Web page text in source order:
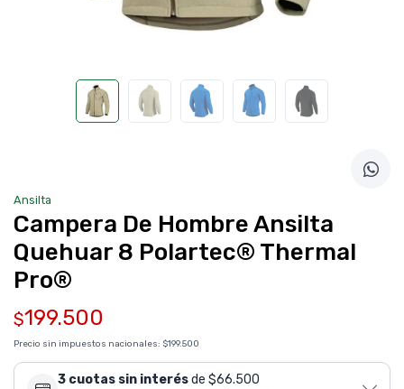
Ansilta
Campera De Hombre Ansilta
Quehuar 8 Polartec® Thermal
Pro®
$199.500
Precio sin impuestos nacionales: $199.500
3 cuotas sin interésde $66.500